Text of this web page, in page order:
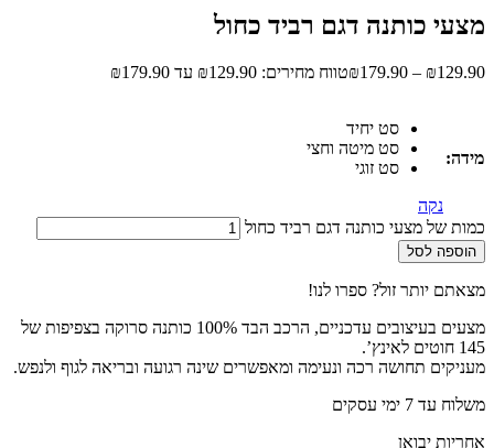
מצעי כותנה דגם רביד כחול
₪129.90
–
₪179.90 טווח מחירים: ⁦₪129.90⁩ עד ⁦₪179.90⁩
מידה:
סט יחיד
סט מיטה וחצי
סט זוגי
נקה
כמות של מצעי כותנה דגם רביד כחול
הוספה לסל
מצאתם יותר זול? ספרו לנו!
מצעים בעיצובים עדכניים, הרכב הבד 100% כותנה סרוקה בצפיפות של
145 חוטים לאינץ’.
מעניקים תחושה רכה ונעימה ומאפשרים שינה רגועה ובריאה לגוף ולנפש.
משלוח עד 7 ימי עסקים
אחריות יבואן